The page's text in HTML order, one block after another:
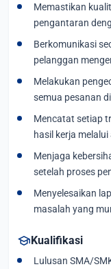
Memastikan
pengantaran
Berkomunikasi
pelanggan
Melakukan
semua pesanan
Mencatat setiap
hasil kerja
Menjaga
setelah proses
Menyelesaikan
masalah yang
schoolKualifikasi
Lulusan SMA/